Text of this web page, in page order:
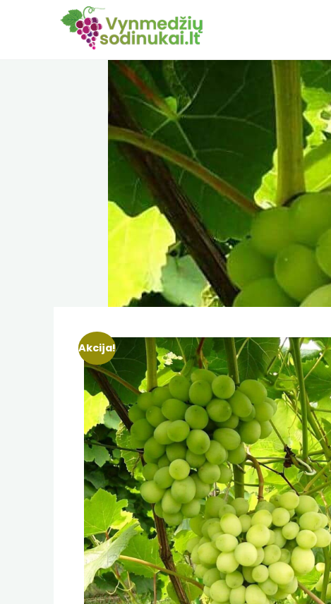
Akcija!